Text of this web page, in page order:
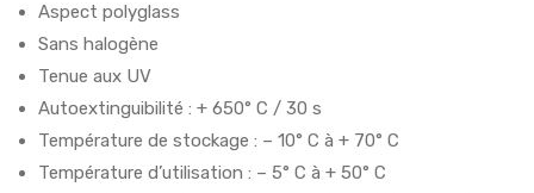
Aspect polyglass
Sans halogène
Tenue aux UV
Autoextinguibilité : + 650° C / 30 s
Température de stockage : – 10° C à + 70° C
Température d’utilisation : – 5° C à + 50° C